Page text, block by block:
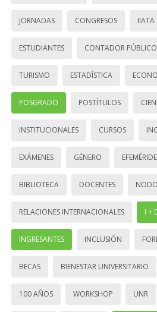
JORNADAS CONGRESOS IIATA
ESTUDIANTES CONTADOR PÚBLICO
TURISMO ESTADÍSTICA
POSGRADO POSTÍTULOS
INSTITUCIONALES CURSOS
EXÁMENES GÉNERO
BIBLIOTECA DOCENTES
RELACIONES INTERNACIONALES I +
INGRESANTES INCLUSIÓN
BECAS BIENESTAR UNIVERSITARIO
100 AÑOS WORKSHOP UNR